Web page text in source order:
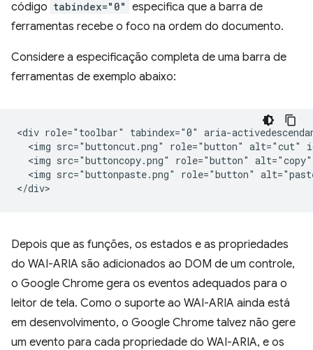
código tabindex="0" especifica que a barra de
ferramentas recebe o foco na ordem do documento.
Considere a especificação completa de uma barra de
ferramentas de exemplo abaixo:
<div role="toolbar" tabindex="0" aria-
<img src="buttoncut.png" role="button" alt="cut"
<img src="buttoncopy.png" role="button"
<img src="buttonpaste.png" role="button"
Depois que as funções, os estados e as propriedades
do WAI-ARIA são adicionados ao DOM de um controle,
o Google Chrome gera os eventos adequados para o
leitor de tela. Como o suporte ao WAI-ARIA ainda está
em desenvolvimento, o Google Chrome talvez não gere
um evento para cada propriedade do WAI-ARIA, e os